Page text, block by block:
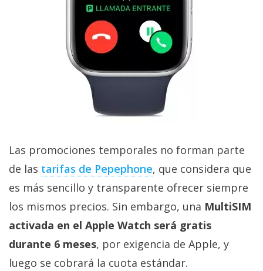
Las promociones temporales no forman parte
de las tarifas de Pepephone, que considera que
es más sencillo y transparente ofrecer siempre
los mismos precios. Sin embargo, una MultiSIM
activada en el Apple Watch será gratis
durante 6 meses, por exigencia de Apple, y
luego se cobrará la cuota estándar.